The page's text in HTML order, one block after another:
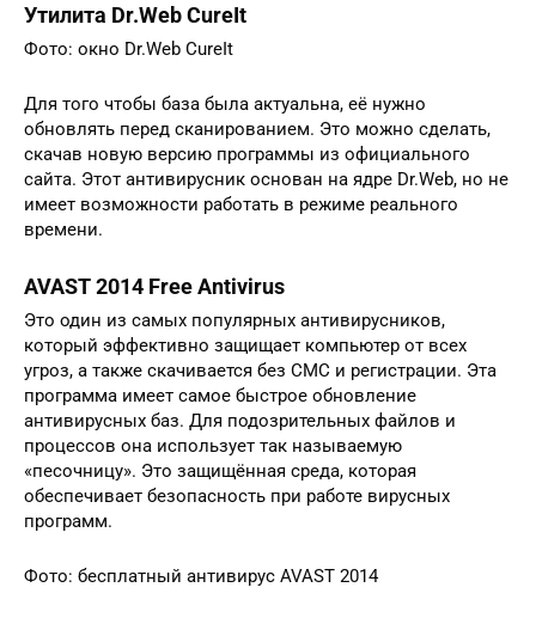
Утилита Dr.Web CureIt
Фото: окно Dr.Web CureIt
Для того чтобы база была актуальна, её нужно
обновлять перед сканированием. Это можно сделать,
скачав новую версию программы из официального
сайта. Этот антивирусник основан на ядре Dr.Web, но не
имеет возможности работать в режиме реального
времени.
AVAST 2014 Free Antivirus
Это один из самых популярных антивирусников,
который эффективно защищает компьютер от всех
угроз, а также скачивается без СМС и регистрации. Эта
программа имеет самое быстрое обновление
антивирусных баз. Для подозрительных файлов и
процессов она использует так называемую
«песочницу». Это защищённая среда, которая
обеспечивает безопасность при работе вирусных
программ.
Фото: бесплатный антивирус AVAST 2014